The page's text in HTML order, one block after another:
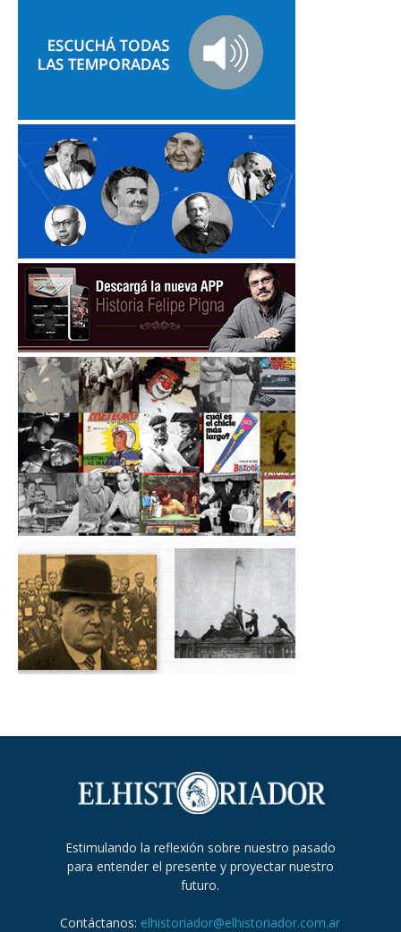
Estimulando la reflexión sobre nuestro pasado
para entender el presente y proyectar nuestro
futuro.
Contáctanos: elhistoriador@elhistoriador.com.ar